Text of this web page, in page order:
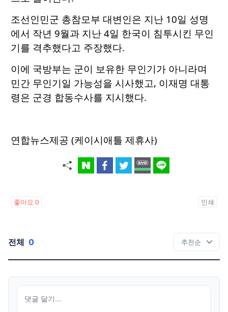
조선인민군 총참모부 대변인은 지난 10일 성명
에서 작년 9월과 지난 4일 한국이 침투시킨 무인
기를 격추했다고 주장했다.
이에 국방부는 군이 보유한 무인기가 아니라며
민간 무인기일 가능성을 시사했고, 이재명 대통
령은 군경 합동수사를 지시했다.
연합뉴스제공 (케이시애틀 제휴사)
좋아요 0 인쇄
전체 0